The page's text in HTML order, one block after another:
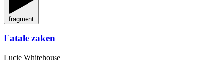
fragment
Fatale zaken
Lucie Whitehouse